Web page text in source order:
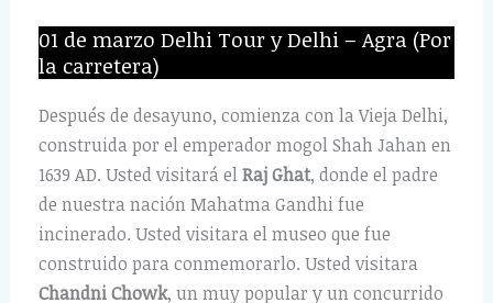
01 de marzo Delhi Tour y Delhi – Agra (Por
la carretera)
Después de desayuno, comienza con la Vieja Delhi,
construida por el emperador mogol Shah Jahan en
1639 AD. Usted visitará elRaj Ghat, donde el padre
de nuestra nación Mahatma Gandhi fue
incinerado. Usted visitara el museo que fue
construido para conmemorarlo. Usted visitara
Chandni Chowk, un muy popular y un concurrido